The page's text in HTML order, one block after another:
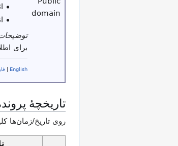
برای
English
تاریخچهٔ
روی تاریخ/زمان‌ها